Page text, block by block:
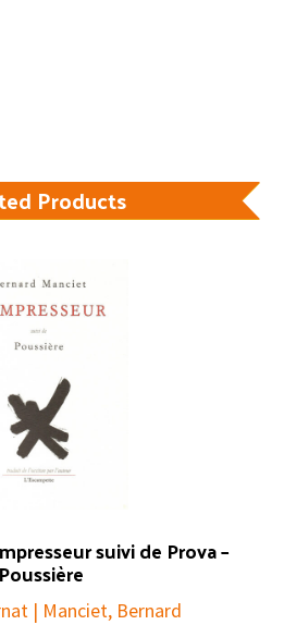
Products
suivi de Prova –
Poussière
| Manciet, Bernard